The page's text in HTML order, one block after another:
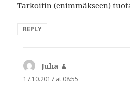
Tarkoitin (enimmäkseen)
REPLY
Juha
17.10.2017 at 08:55